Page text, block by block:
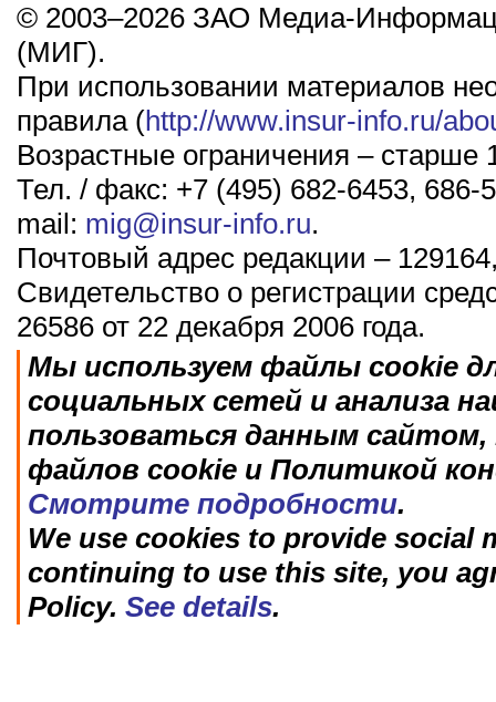
© 2003–2026 ЗАО Медиа-
(МИГ).
При использовании материалов
правила (http://www.insur-info.ru/
Возрастные ограничения – старше
Тел. / факс: +7 (495) 682-6453, 686-
mail: mig@insur-info.ru.
Почтовый адрес редакции –
Свидетельство о регистрации
26586 от 22 декабря 2006 года.
Мы используем файлы cookie
социальных сетей и анализа
пользоваться данным
файлов cookie и Политикой
Смотрите подробности.
We use cookies to provide social
continuing to use this site, you
Policy. See details.